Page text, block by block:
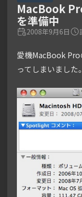
MacBook
を準備中
2008年9月6日
愛機MacBook
ってしまいました。